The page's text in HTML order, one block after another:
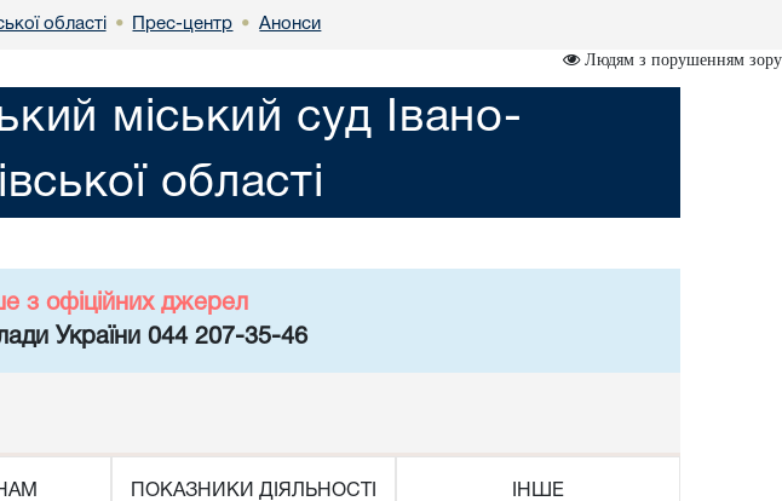
області • Прес-центр • Анонси
Людям з порушенням зору
міський суд Івано-
області
з офіційних джерел
України 044 207-35-46
ПОКАЗНИКИ ДІЯЛЬНОСТІ ІНШЕ